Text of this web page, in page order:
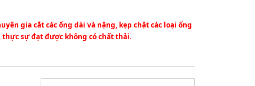
gia cắt các ống dài và nặng, kẹp chặt các loại ống
sự đạt được không có chất thải.